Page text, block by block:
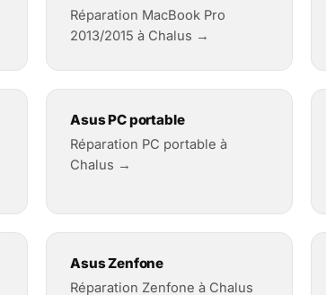
Réparation MacBook Pro
2013/2015 à Chalus →
Asus PC portable
Réparation PC portable à
Chalus →
Asus Zenfone
Réparation Zenfone à Chalus